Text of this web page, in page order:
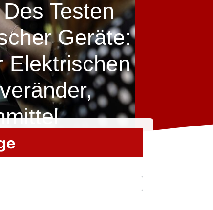
Testen
Geräte:
Elektrischen